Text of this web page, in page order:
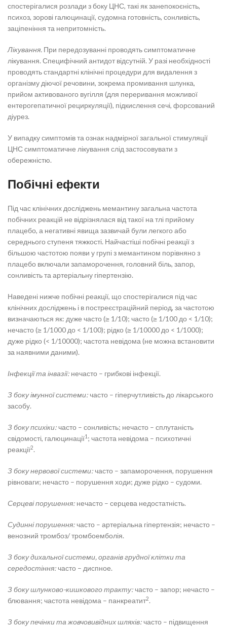
спостерігалися розлади з боку ЦНС, такі як занепокоєність,
психоз, зорові галюцинації, судомна готовність, сонливість,
заціпеніння та непритомність.
Лікування. При передозуванні проводять симптоматичне
лікування. Специфічний антидот відсутній. У разі необхідності
проводять стандартні клінічні процедури для видалення з
організму діючої речовини, зокрема промивання шлунка,
прийом активованого вугілля (для переривання можливої
ентерогепатичної рециркуляції), підкислення сечі, форсований
діурез.
У випадку симптомів та ознак надмірної загальної стимуляції
ЦНС симптоматичне лікування слід застосовувати з
обережністю.
Побічні ефекти
Під час клінічних досліджень мемантину загальна частота
побічних реакцій не відрізнялася від такої на тлі прийому
плацебо, а негативні явища зазвичай були легкого або
середнього ступеня тяжкості. Найчастіші побічні реакції з
більшою частотою появи у групі з мемантином порівняно з
плацебо включали запаморочення, головний біль, запор,
сонливість та артеріальну гіпертензію.
Наведені нижче побічні реакції, що спостерігалися під час
клінічних досліджень і в постреєстраційний період, за частотою
визначаються як: дуже часто (≥ 1/10); часто (≥ 1/100 до < 1/10);
нечасто (≥ 1/1000 до < 1/100); рідко (≥ 1/10000 до < 1/1000);
дуже рідко (< 1/10000); частота невідома (не можна встановити
за наявними даними).
Інфекції та інвазії: нечасто – грибкові інфекції.
З боку імунної системи:часто – гіперчутливість до лікарського
засобу.
З боку психіки:часто – сонливість; нечасто – сплутаність
свідомості, галюцинації1 ; частота невідома – психотичні
реакції2.
З боку нервової системи:часто – запаморочення, порушення
рівноваги; нечасто – порушення ходи; дуже рідко – судоми.
Серцеві порушення: нечасто – серцева недостатність.
Судинні порушення:часто – артеріальна гіпертензія; нечасто –
венозний тромбоз/ тромбоемболія.
З боку дихальної системи, органів грудної клітки та
середостіння:часто – диспное.
З боку шлунково-кишкового тракту:часто – запор; нечасто –
блювання; частота невідома – панкреатит2.
З боку печінки та жовчовивідних шляхів:часто – підвищення